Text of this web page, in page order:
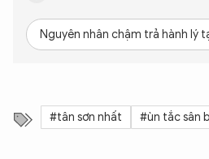
Nguyên nhân chậm trả hành lý
#tân sơn nhất #ùn tắc sân